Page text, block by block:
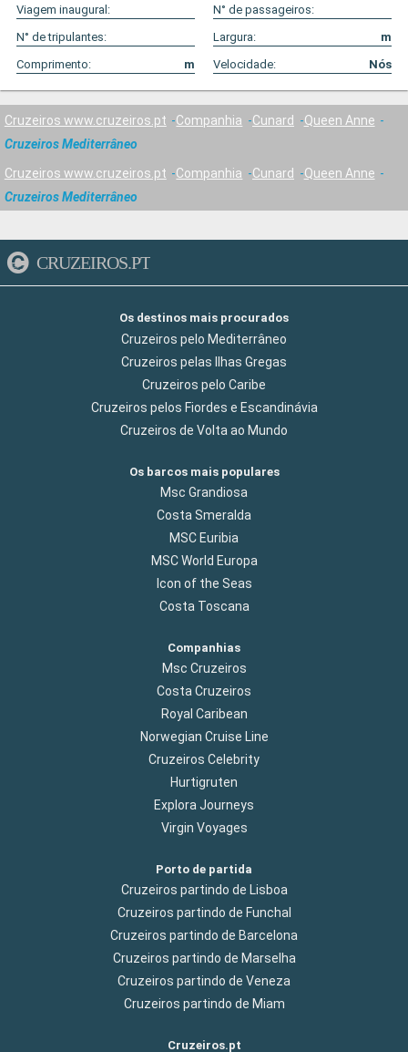
Viagem inaugural:
N° de passageiros:
N° de tripulantes:
Largura:
m
Comprimento:
m Velocidade: Nós
Cruzeiros www.cruzeiros.pt Companhia Cunard
Queen Anne
Cruzeiros Mediterrâneo
Cruzeiros www.cruzeiros.pt Companhia Cunard
Queen Anne
Cruzeiros Mediterrâneo
CRUZEIROS.PT
Os destinos mais procurados
Cruzeiros pelo Mediterrâneo
Cruzeiros pelas Ilhas Gregas
Cruzeiros pelo Caribe
Cruzeiros pelos Fiordes e Escandinávia
Cruzeiros de Volta ao Mundo
Os barcos mais populares
Msc Grandiosa
Costa Smeralda
MSC Euribia
MSC World Europa
Icon of the Seas
Costa Toscana
Companhias
Msc Cruzeiros
Costa Cruzeiros
Royal Caribean
Norwegian Cruise Line
Cruzeiros Celebrity
Hurtigruten
Explora Journeys
Virgin Voyages
Porto de partida
Cruzeiros partindo de Lisboa
Cruzeiros partindo de Funchal
Cruzeiros partindo de Barcelona
Cruzeiros partindo de Marselha
Cruzeiros partindo de Veneza
Cruzeiros partindo de Miam
Cruzeiros.pt